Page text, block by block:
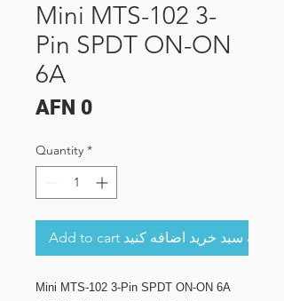
Mini MTS-102 3-
Pin SPDT ON-ON
6A
AFN 0Price
Quantity *
Add to cart به سبد خرید اضافه کنید
Mini MTS-102 3-Pin SPDT ON-ON 6A